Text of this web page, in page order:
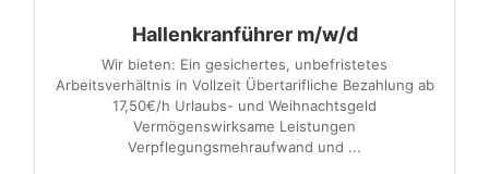
Hallenkranführer m/w/d
Wir bieten: Ein gesichertes, unbefristetes
Arbeitsverhältnis in Vollzeit Übertarifliche Bezahlung ab
17,50€/h Urlaubs- und Weihnachtsgeld
Vermögenswirksame Leistungen
Verpflegungsmehraufwand und ...